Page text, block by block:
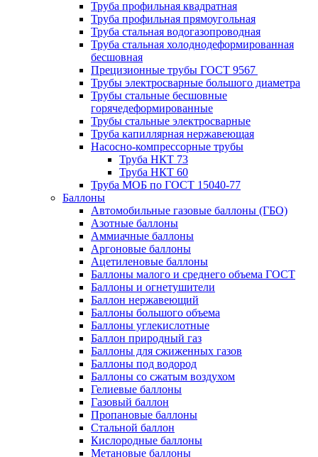
Труба профильная квадратная
Труба профильная прямоугольная
Труба стальная водогазопроводная
Труба стальная холоднодеформированная
бесшовная
Прецизионные трубы ГОСТ 9567
Трубы электросварные большого диаметра
Трубы стальные бесшовные
горячедеформированные
Трубы стальные электросварные
Труба капиллярная нержавеющая
Насосно-компрессорные трубы
Труба НКТ 73
Труба НКТ 60
Труба МОБ по ГОСТ 15040-77
Баллоны
Автомобильные газовые баллоны (ГБО)
Азотные баллоны
Аммиачные баллоны
Аргоновые баллоны
Ацетиленовые баллоны
Баллоны малого и среднего объема ГОСТ
Баллоны и огнетушители
Баллон нержавеющий
Баллоны большого объема
Баллоны углекислотные
Баллон природный газ
Баллоны для сжиженных газов
Баллоны под водород
Баллоны со сжатым воздухом
Гелиевые баллоны
Газовый баллон
Пропановые баллоны
Стальной баллон
Кислородные баллоны
Метановые баллоны